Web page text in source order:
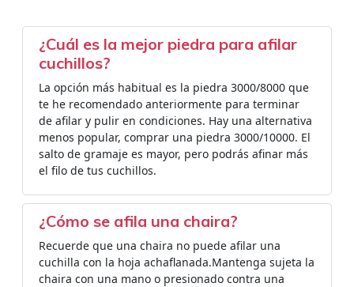
¿Cuál es la mejor piedra para afilar
cuchillos?
La opción más habitual es la piedra 3000/8000 que
te he recomendado anteriormente para terminar
de afilar y pulir en condiciones. Hay una alternativa
menos popular, comprar una piedra 3000/10000. El
salto de gramaje es mayor, pero podrás afinar más
el filo de tus cuchillos.
¿Cómo se afila una chaira?
Recuerde que una chaira no puede afilar una
cuchilla con la hoja achaflanada.Mantenga sujeta la
chaira con una mano o presionado contra una